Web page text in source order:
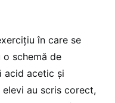
în care se
schemă de
acid acetic și
au scris corect,